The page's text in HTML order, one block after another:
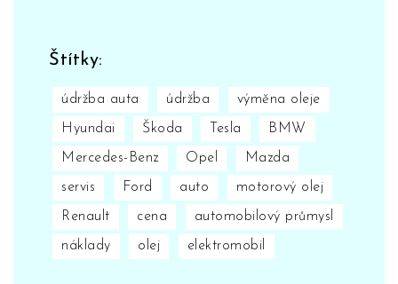
Štítky:
údržba auta údržba výměna oleje
Hyundai Škoda Tesla BMW
Mercedes-Benz Opel Mazda
servis Ford auto motorový olej
Renault cena automobilový průmysl
náklady olej elektromobil